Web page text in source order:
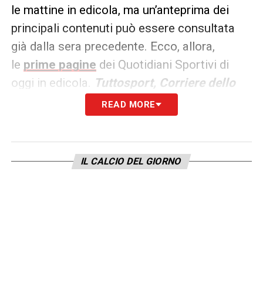
le mattine in edicola, ma un’anteprima dei
principali contenuti può essere consultata
già dalla sera precedente. Ecco, allora,
le prime pagine dei Quotidiani Sportivi di
oggi in edicola.
Tuttosport, Corriere dello
Sport e La Gazzetta dello
rappresentano i principali quotidiani
giorno tanto per gli addetti ai lavori quanto
per gli appassionati.
READ MORE
IL CALCIO DEL GIORNO